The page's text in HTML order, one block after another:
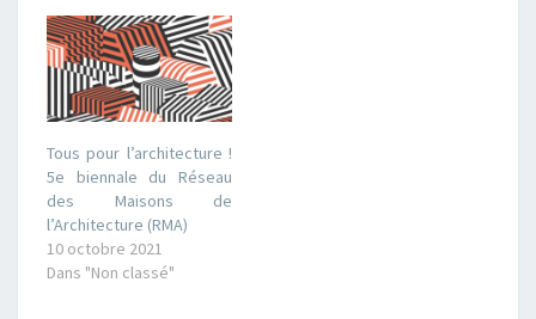
Tous pour l’architecture !
5e biennale du Réseau
des Maisons de
l’Architecture (RMA)
10 octobre 2021
Dans "Non classé"